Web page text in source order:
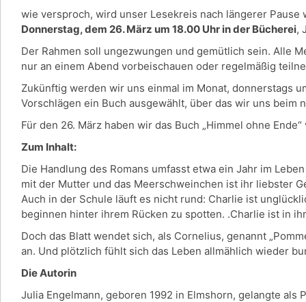
wie versproch, wird unser Lesekreis nach längerer
Donnerstag, dem 26. März um 18.00 Uhr in der Bücherei,
Der Rahmen soll ungezwungen und gemütlich sein. Alle
nur an einem Abend vorbeischauen oder regelmäßig
Zukünftig werden wir uns einmal im Monat, donnerstags
Vorschlägen ein Buch ausgewählt, über das wir uns beim
Für den 26. März haben wir das Buch „Himmel ohne
Zum Inhalt:
Die Handlung des Romans umfasst etwa ein Jahr im
mit der Mutter und das Meerschweinchen ist ihr liebster
Auch in der Schule läuft es nicht rund: Charlie ist
beginnen hinter ihrem Rücken zu spotten. .Charlie ist in
Doch das Blatt wendet sich, als Cornelius, genannt
an. Und plötzlich fühlt sich das Leben allmählich wieder
Die Autorin
Julia Engelmann, geboren 1992 in Elmshorn, gelangte